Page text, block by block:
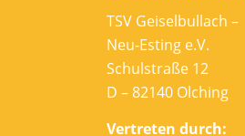
TSV Geiselbullach –
Neu-Esting e.V.
Schulstraße 12
D – 82140 Olching
Vertreten durch: